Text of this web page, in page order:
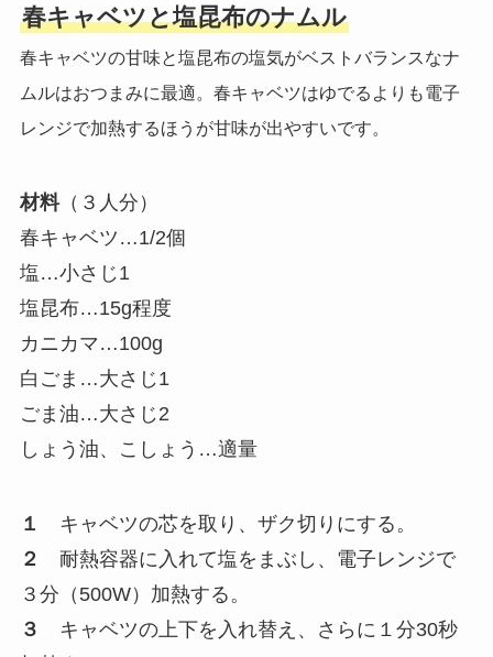
春キャベツと塩昆布のナムル
春キャベツの甘味と塩昆布の塩気がベストバランスなナ
ムルはおつまみに最適。春キャベツはゆでるよりも電子
レンジで加熱するほうが甘味が出やすいです。
材料（３人分）
春キャベツ…1/2個
塩…小さじ1
塩昆布…15g程度
カニカマ…100g
白ごま…大さじ1
ごま油…大さじ2
しょう油、こしょう…適量
１
キャベツの芯を取り、ザク切りにする。
２
耐熱容器に入れて塩をまぶし、電子レンジで
３分（500W）加熱する。
３
キャベツの上下を入れ替え、さらに１分30秒